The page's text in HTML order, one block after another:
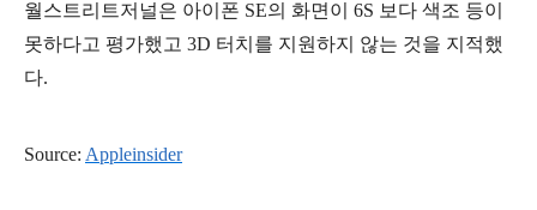
월스트리트저널은 아이폰 SE의 화면이 6S 보다 색조 등이
못하다고 평가했고 3D 터치를 지원하지 않는 것을 지적했
다.
Source: Appleinsider